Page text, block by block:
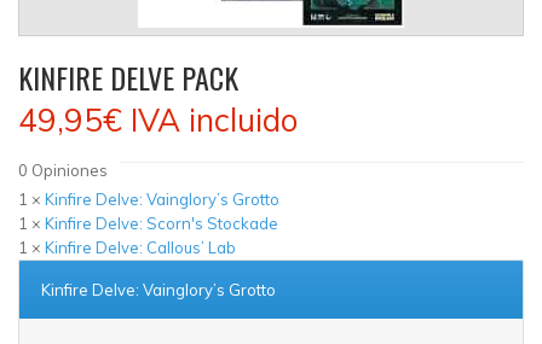
KINFIRE DELVE PACK
49,95€ IVA incluido
0 Opiniones
1 × Kinfire Delve: Vainglory’s Grotto
1 × Kinfire Delve: Scorn's Stockade
1 × Kinfire Delve: Callous’ Lab
Kinfire Delve: Vainglory’s Grotto